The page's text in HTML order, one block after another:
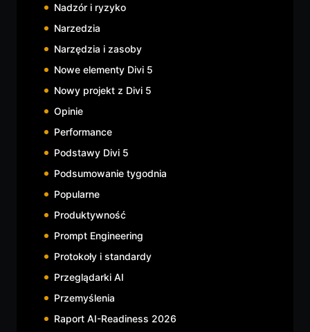
Nadzór i ryzyko
Narzedzia
Narzędzia i zasoby
Nowe elementy Divi 5
Nowy projekt z Divi 5
Opinie
Performance
Podstawy Divi 5
Podsumowanie tygodnia
Popularne
Produktywność
Prompt Engineering
Protokoły i standardy
Przeglądarki AI
Przemyślenia
Raport AI-Readiness 2026